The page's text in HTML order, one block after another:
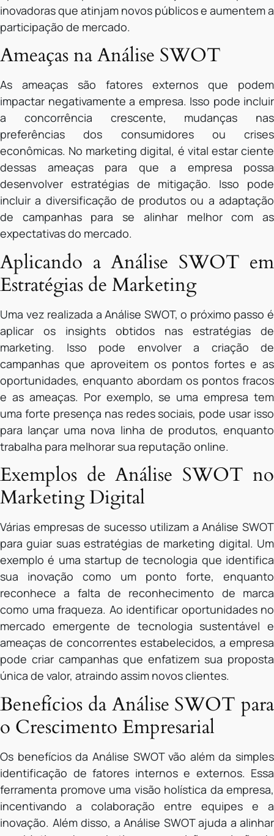
inovadoras que atinjam novos públicos e aumentem a
participação de mercado.
Ameaças na Análise SWOT
As ameaças são fatores externos que podem
impactar negativamente a empresa. Isso pode incluir
a concorrência crescente, mudanças nas
preferências dos consumidores ou crises
econômicas. No marketing digital, é vital estar ciente
dessas ameaças para que a empresa possa
desenvolver estratégias de mitigação. Isso pode
incluir a diversificação de produtos ou a adaptação
de campanhas para se alinhar melhor com as
expectativas do mercado.
Aplicando a Análise SWOT em
Estratégias de Marketing
Uma vez realizada a Análise SWOT, o próximo passo é
aplicar os insights obtidos nas estratégias de
marketing. Isso pode envolver a criação de
campanhas que aproveitem os pontos fortes e as
oportunidades, enquanto abordam os pontos fracos
e as ameaças. Por exemplo, se uma empresa tem
uma forte presença nas redes sociais, pode usar isso
para lançar uma nova linha de produtos, enquanto
trabalha para melhorar sua reputação online.
Exemplos de Análise SWOT no
Marketing Digital
Várias empresas de sucesso utilizam a Análise SWOT
para guiar suas estratégias de marketing digital. Um
exemplo é uma startup de tecnologia que identifica
sua inovação como um ponto forte, enquanto
reconhece a falta de reconhecimento de marca
como uma fraqueza. Ao identificar oportunidades no
mercado emergente de tecnologia sustentável e
ameaças de concorrentes estabelecidos, a empresa
pode criar campanhas que enfatizem sua proposta
única de valor, atraindo assim novos clientes.
Benefícios da Análise SWOT para
o Crescimento Empresarial
Os benefícios da Análise SWOT vão além da simples
identificação de fatores internos e externos. Essa
ferramenta promove uma visão holística da empresa,
incentivando a colaboração entre equipes e a
inovação. Além disso, a Análise SWOT ajuda a alinhar